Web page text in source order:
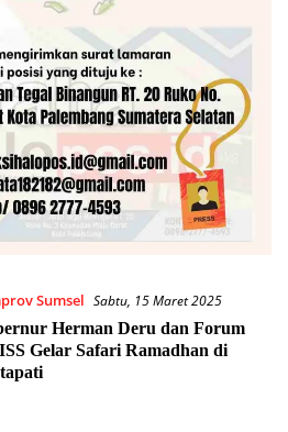
Sumsel Sabtu, 15 Maret 2025
Herman Deru dan Forum
Gelar Safari Ramadhan di